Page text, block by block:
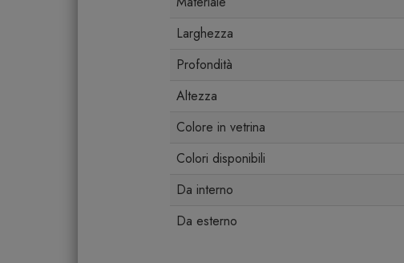
Larghezza
Profondità
Altezza
Colore in vetrina
Colori disponibili
Da interno
Da esterno